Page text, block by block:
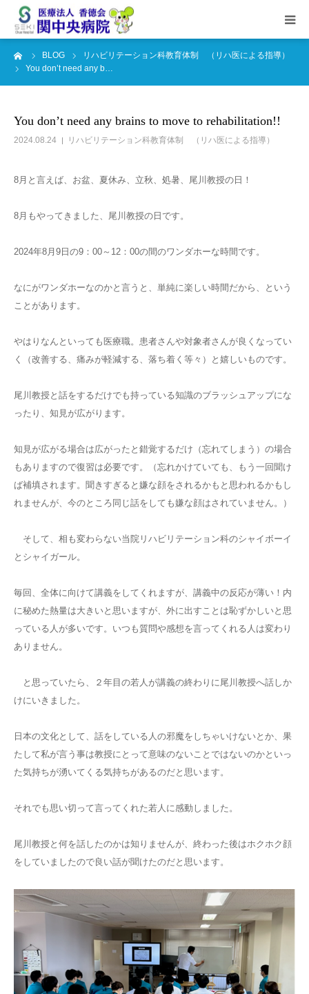
BLOG
リハビリテーション科教育体制 （リハ医による指導）
You don’t need any b…
You don’t need any brains to move to rehabilitation!!
2024.08.24 リハビリテーション科教育体制 （リハ医による指導）
8月と言えば、お盆、夏休み、立秋、処暑、尾川教授の日！
8月もやってきました、尾川教授の日です。
2024年8月9日の9：00～12：00の間のワンダホーな時間です。
なにがワンダホーなのかと言うと、単純に楽しい時間だから、という
ことがあります。
やはりなんといっても医療職。患者さんや対象者さんが良くなってい
く（改善する、痛みが軽減する、落ち着く等々）と嬉しいものです。
尾川教授と話をするだけでも持っている知識のブラッシュアップにな
ったり、知見が広がります。
知見が広がる場合は広がったと錯覚するだけ（忘れてしまう）の場合
もありますので復習は必要です。（忘れかけていても、もう一回聞け
ば補填されます。聞きすぎると嫌な顔をされるかもと思われるかもし
れませんが、今のところ同じ話をしても嫌な顔はされていません。）
そして、相も変わらない当院リハビリテーション科のシャイボーイ
とシャイガール。
毎回、全体に向けて講義をしてくれますが、講義中の反応が薄い！内
に秘めた熱量は大きいと思いますが、外に出すことは恥ずかしいと思
っている人が多いです。いつも質問や感想を言ってくれる人は変わり
ありません。
と思っていたら、２年目の若人が講義の終わりに尾川教授へ話しか
けにいきました。
日本の文化として、話をしている人の邪魔をしちゃいけないとか、果
たして私が言う事は教授にとって意味のないことではないのかといっ
た気持ちが湧いてくる気持ちがあるのだと思います。
それでも思い切って言ってくれた若人に感動しました。
尾川教授と何を話したのかは知りませんが、終わった後はホクホク顔
をしていましたので良い話が聞けたのだと思います。
HOME
外来担当表
部門のご紹介
健診のご案内
看護師採用情報